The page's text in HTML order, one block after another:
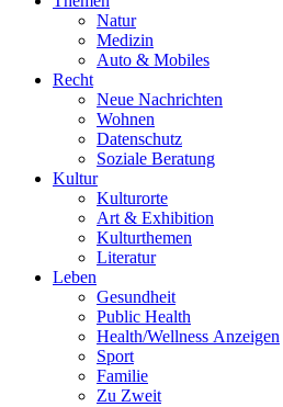
Natur
Medizin
Auto & Mobiles
Recht
Neue Nachrichten
Wohnen
Datenschutz
Soziale Beratung
Kultur
Kulturorte
Art & Exhibition
Kulturthemen
Literatur
Leben
Gesundheit
Public Health
Health/Wellness Anzeigen
Sport
Familie
Zu Zweit